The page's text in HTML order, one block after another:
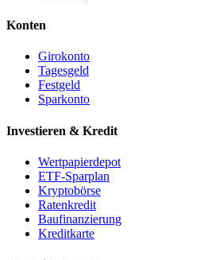
Konten
Girokonto
Tagesgeld
Festgeld
Sparkonto
Investieren & Kredit
Wertpapierdepot
ETF-Sparplan
Kryptobörse
Ratenkredit
Baufinanzierung
Kreditkarte